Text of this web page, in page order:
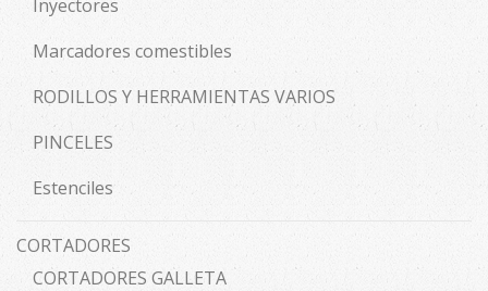
Inyectores
Marcadores comestibles
RODILLOS Y HERRAMIENTAS VARIOS
PINCELES
Estenciles
CORTADORES
CORTADORES GALLETA